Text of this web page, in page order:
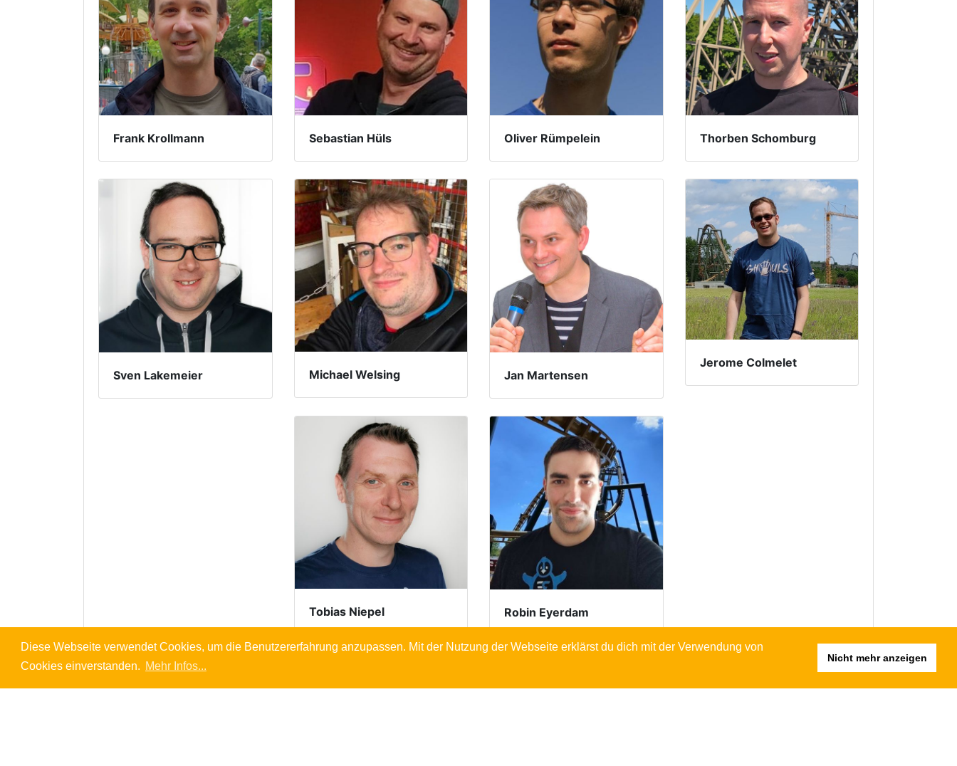
Diese Webseite verwendet Cookies, um die Benutzererfahrung anzupassen. Mit der Nutzung der Webseite erklärst du dich mit der Verwendung von
Cookies einverstanden. Mehr Infos...
Nicht mehr anzeigen
Frank Krollmann Sebastian Hüls Oliver Rümpelein Thorben Schomburg
Sven Lakemeier Michael Welsing Jan Martensen
Jerome Colmelet
Tobias Niepel Robin Eyerdam